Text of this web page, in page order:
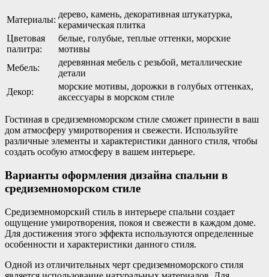
Материалы:
дерево, камень, декоративная штукатурка,
керамическая плитка
Цветовая
палитра:
белые, голубые, теплые оттенки, морские
мотивы
Мебель:
деревянная мебель с резьбой, металлические
детали
Декор:
морские мотивы, дорожки в голубых оттенках,
аксессуары в морском стиле
Гостиная в средиземноморском стиле сможет принести в ваш
дом атмосферу умиротворения и свежести. Используйте
различные элементы и характеристики данного стиля, чтобы
создать особую атмосферу в вашем интерьере.
Варианты оформления дизайна спальни в
средиземноморском стиле
Средиземноморский стиль в интерьере спальни создает
ощущение умиротворения, покоя и свежести в каждом доме.
Для достижения этого эффекта используются определенные
особенности и характеристики данного стиля.
Одной из отличительных черт средиземноморского стиля